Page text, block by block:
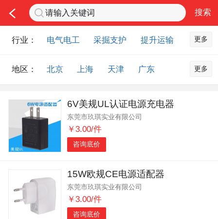
行业： 电气电工 采掘支护
提升运输
排水设备
钻探设备
非金属品
化工化学
安防设备
矿用物资
应急救援
智能制造
农业机械
交通机械
更多
地区： 北京 上海 天津
广东
山东
内蒙古 黑龙江
吉林
辽宁
江苏 浙江
湖北
安徽
江西
陕西
西藏 甘肃
青海
宁夏
海南 新疆
台湾
香港
澳门
更多
6V美规UL认证电源充电器
东莞市玖琪实业有限公司
￥3.00/件
咨询底价
15W欧规CE电源适配器
东莞市玖琪实业有限公司
￥3.00/件
咨询底价